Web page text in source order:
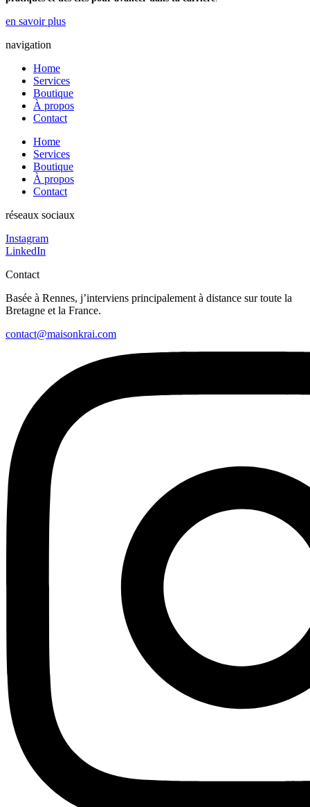
en savoir plus
navigation
Home
Services
Boutique
À propos
Contact
Home
Services
Boutique
À propos
Contact
réseaux sociaux
Instagram
LinkedIn
Contact
Basée à Rennes, j’interviens principalement à distance sur toute la
Bretagne et la France.
contact@maisonkrai.com